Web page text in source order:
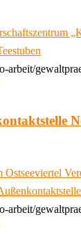
arbeit/
Ostseeviertel
arbeit/